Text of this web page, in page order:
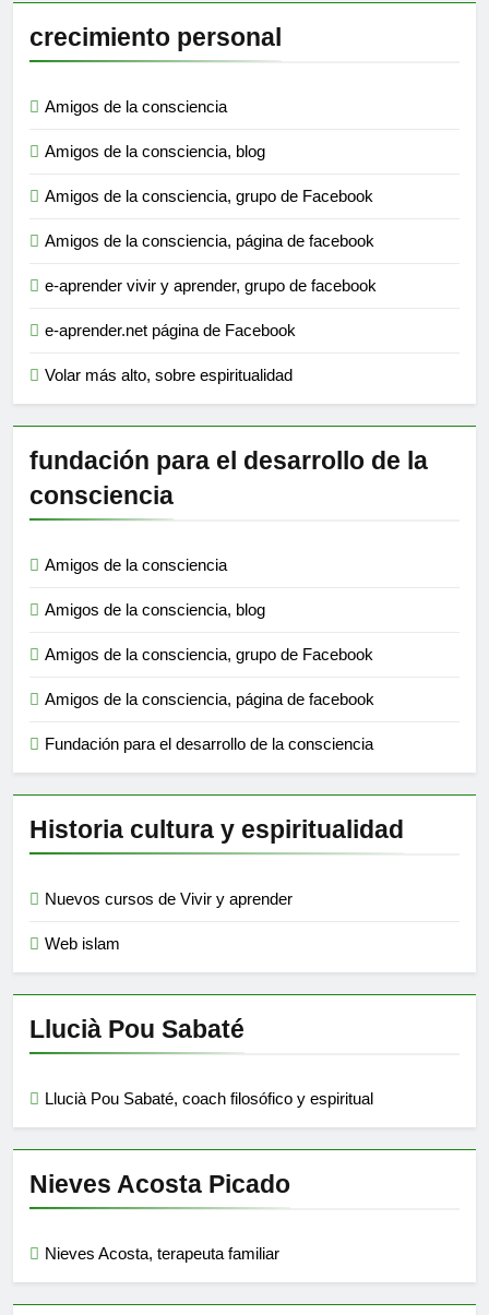
crecimiento personal
Amigos de la consciencia
Amigos de la consciencia, blog
Amigos de la consciencia, grupo de Facebook
Amigos de la consciencia, página de facebook
e-aprender vivir y aprender, grupo de facebook
e-aprender.net página de Facebook
Volar más alto, sobre espiritualidad
fundación para el desarrollo de la
consciencia
Amigos de la consciencia
Amigos de la consciencia, blog
Amigos de la consciencia, grupo de Facebook
Amigos de la consciencia, página de facebook
Fundación para el desarrollo de la consciencia
Historia cultura y espiritualidad
Nuevos cursos de Vivir y aprender
Web islam
Llucià Pou Sabaté
Llucià Pou Sabaté, coach filosófico y espiritual
Nieves Acosta Picado
Nieves Acosta, terapeuta familiar